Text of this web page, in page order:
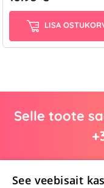
LISA
Selle toote
See veebisait